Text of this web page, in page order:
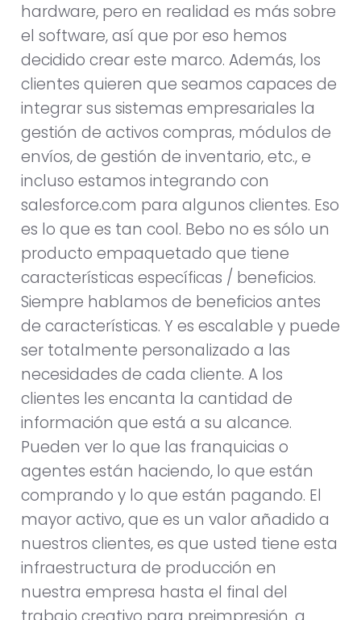
hardware, pero en realidad es más sobre
el software, así que por eso hemos
decidido crear este marco. Además, los
clientes quieren que seamos capaces de
integrar sus sistemas empresariales la
gestión de activos compras, módulos de
envíos, de gestión de inventario, etc., e
incluso estamos integrando con
salesforce.com para algunos clientes. Eso
es lo que es tan cool. Bebo no es sólo un
producto empaquetado que tiene
características específicas / beneficios.
Siempre hablamos de beneficios antes
de características. Y es escalable y puede
ser totalmente personalizado a las
necesidades de cada cliente. A los
clientes les encanta la cantidad de
información que está a su alcance.
Pueden ver lo que las franquicias o
agentes están haciendo, lo que están
comprando y lo que están pagando. El
mayor activo, que es un valor añadido a
nuestros clientes, es que usted tiene esta
infraestructura de producción en
nuestra empresa hasta el final del